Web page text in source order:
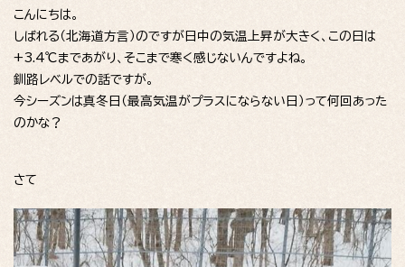
こんにちは。
しばれる（北海道方言）のですが日中の気温上昇が大きく、この日は
+3.4℃まであがり、そこまで寒く感じないんですよね。
釧路レベルでの話ですが。
今シーズンは真冬日（最高気温がプラスにならない日）って何回あった
のかな？
さて